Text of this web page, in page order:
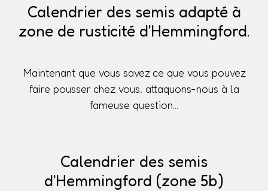
Calendrier des semis adapté à
zone de rusticité d'Hemmingford.
Maintenant que vous savez ce que vous pouvez
faire pousser chez vous, attaquons-nous à la
fameuse question...
Calendrier des semis
d'Hemmingford (zone 5b)